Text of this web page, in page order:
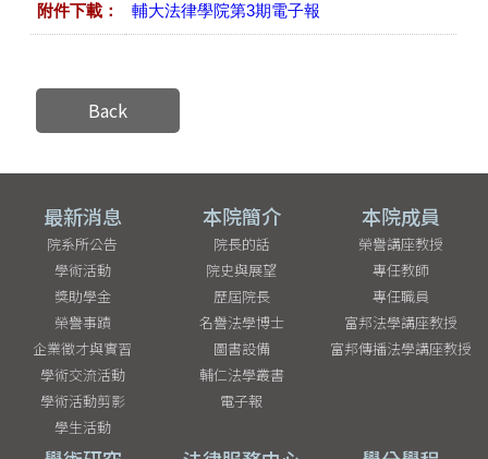
附件下載： 輔大法律學院第3期電子報
Back
最新消息
院系所公告
學術活動
獎助學金
榮譽事蹟
企業徵才與實習
學術交流活動
學術活動剪影
學生活動
本院簡介
院長的話
院史與展望
歷屆院長
名譽法學博士
圖書設備
輔仁法學叢書
電子報
本院成員
榮譽講座教授
專任教師
專任職員
富邦法學講座教授
富邦傳播法學講座教授